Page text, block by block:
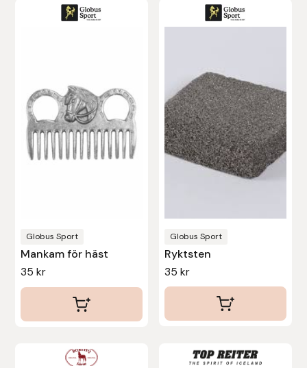
Globus Sport
Mankam för häst
35kr
Globus Sport
Ryktsten
35 kr
Vals
Veredus
Willab
Wintec